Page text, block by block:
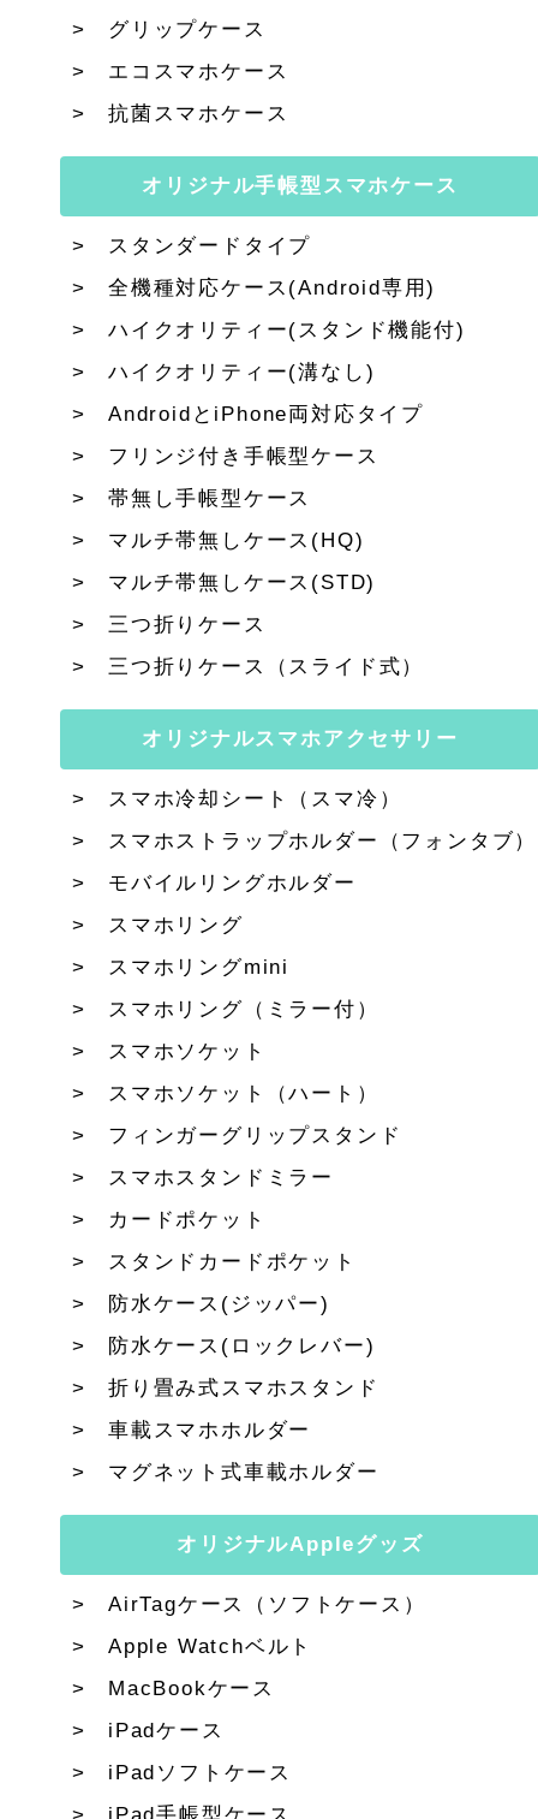
グリップケース
エコスマホケース
抗菌スマホケース
オリジナル手帳型スマホケース
スタンダードタイプ
全機種対応ケース(Android専用)
ハイクオリティー(スタンド機能付)
ハイクオリティー(溝なし)
AndroidとiPhone両対応タイプ
フリンジ付き手帳型ケース
帯無し手帳型ケース
マルチ帯無しケース(HQ)
マルチ帯無しケース(STD)
三つ折りケース
三つ折りケース（スライド式）
オリジナルスマホアクセサリー
スマホ冷却シート（スマ冷）
スマホストラップホルダー（フォンタブ）
モバイルリングホルダー
スマホリング
スマホリングmini
スマホリング（ミラー付）
スマホソケット
スマホソケット（ハート）
フィンガーグリップスタンド
スマホスタンドミラー
カードポケット
スタンドカードポケット
防水ケース(ジッパー)
防水ケース(ロックレバー)
折り畳み式スマホスタンド
車載スマホホルダー
マグネット式車載ホルダー
オリジナルAppleグッズ
AirTagケース（ソフトケース）
Apple Watchベルト
MacBookケース
iPadケース
iPadソフトケース